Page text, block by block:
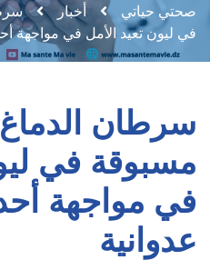
صحتي حياتي أخبار
في ليون تعيد الأمل في مواجهة
سرطان
مسبوقة في
في مواجهة أحد
عدوانية